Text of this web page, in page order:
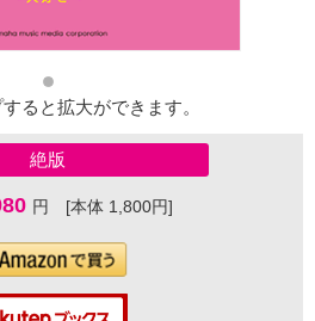
ると拡大ができます。
絶版
円 [本体 1,800円]